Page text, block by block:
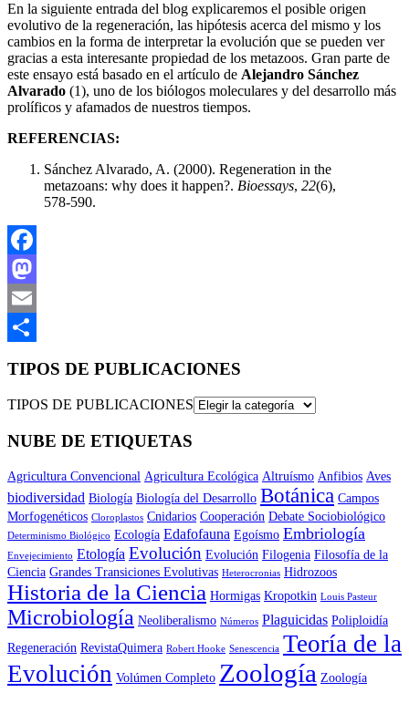
En la siguiente entrada del blog explicaremos el posible origen
evolutivo de la regeneración, las hipótesis acerca del mismo y los
cambios en la forma de interpretar la evolución que se pueden ver
gracias a esta interesante propiedad de los metazoos. Gran parte de
este ensayo está basado en el artículo de Alejandro Sánchez
Alvarado (1), uno de los biólogos moleculares y del desarrollo más
prolíficos y afamados de nuestros tiempos.
REFERENCIAS:
Sánchez Alvarado, A. (2000). Regeneration in the
metazoans: why does it happen?. Bioessays, 22(6),
578-590.
Facebook
Mastodon
Email
TIPOS DE PUBLICACIONES
TIPOS DE PUBLICACIONES
NUBE DE ETIQUETAS
Agricultura Convencional Agricultura Ecológica Altruísmo Anfibios Aves
biodiversidad Biología Biología del Desarrollo Botánica Campos
Morfogenéticos Cloroplastos Cnidarios Cooperación Debate Sociobiológico
Determinismo Biológico Ecología Edafofauna Egoísmo Embriología
Envejecimiento Etología Evolución Evolución Filogenia Filosofía de la
Ciencia Grandes Transiciones Evolutivas Heterocronias Hidrozoos
Historia de la Ciencia Hormigas Kropotkin Louis Pasteur
Microbiología Neoliberalismo Números Plaguicidas Poliploidía
Regeneración RevistaQuimera Robert Hooke Senescencia Teoría de la
Evolución Volúmen Completo Zoología Zoología